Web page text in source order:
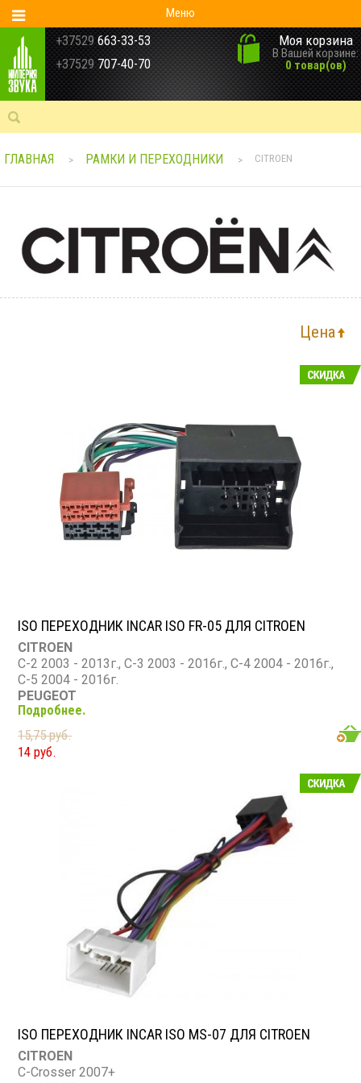
Меню
+37529 663-33-53
+37529 707-40-70
Моя корзина
В Вашей корзине:
0 товар(ов)
ГЛАВНАЯ > РАМКИ И ПЕРЕХОДНИКИ > CITROEN
Цена
ISO ПЕРЕХОДНИК INCAR ISO FR-05 ДЛЯ CITROEN
CITROEN
C-2 2003 - 2013г., C-3 2003 - 2016г., C-4 2004 - 2016г.,
C-5 2004 - 2016г.
PEUGEOT
1007 2005 - 2009г., 107, 108, 206, 207, 3008, 307, 308,
4007, 4008, 407, 408, 508, 607, 807, Boxer, Partner ll
RENAULT
Fluence 2010 - 2021г., Megane 2008 - 2015г., Scenic
Подробнее.
15,75 руб.
14 руб.
ISO ПЕРЕХОДНИК INCAR ISO MS-07 ДЛЯ CITROEN
CITROEN
C-Crosser 2007+